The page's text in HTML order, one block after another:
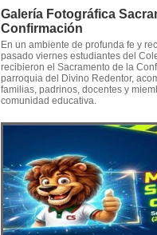
Galería Fotográfica
Confirmación
En un ambiente de profunda fe y
pasado viernes estudiantes del
recibieron el Sacramento de la
parroquia del Divino Redentor,
familias, padrinos, docentes y
comunidad educativa.